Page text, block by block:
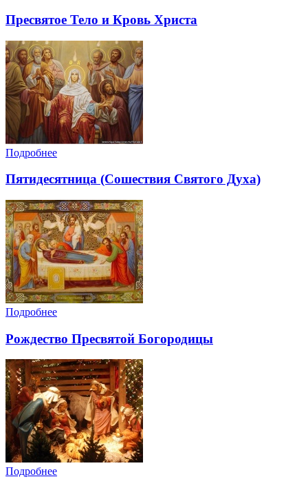
Пресвятое Тело и Кровь Христа
Подробнее
Пятидесятница (Сошествия Святого Духа)
Подробнее
Рождество Пресвятой Богородицы
Подробнее